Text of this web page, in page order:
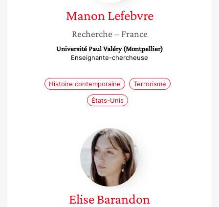
Manon Lefebvre
Recherche – France
Université Paul Valéry (Montpellier)
Enseignante-chercheuse
Histoire contemporaine Terrorisme
États-Unis
Elise
Barandon
EliseBarandon